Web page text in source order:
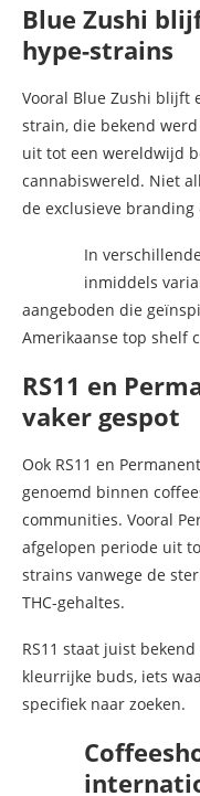
Blue Zushi
hype-strains
Vooral Blue Zushi blijft
strain, die bekend
uit tot een wereldwijd
cannabiswereld. Niet
de exclusieve
In
inmiddels
aangeboden die
Amerikaanse top shelf
RS11 en
vaker gespot
Ook RS11 en
genoemd binnen
communities. Vooral
afgelopen periode uit
strains vanwege de
THC-gehaltes.
RS11 staat juist
kleurrijke buds, iets
specifiek naar zoeken.